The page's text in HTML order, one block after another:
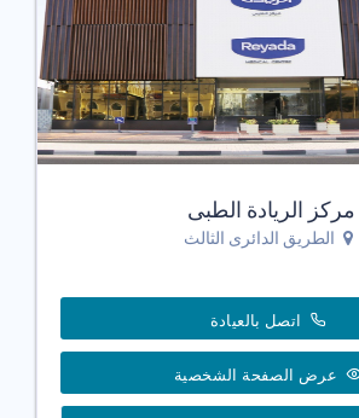
مركز الريادة الطبى
الطريق الدائرى الثالث
اتصل بالعيادة
عرض الصفحة الشخصية